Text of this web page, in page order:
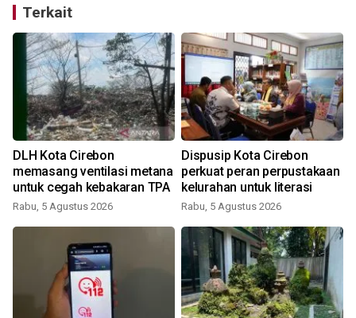
Terkait
DLH Kota Cirebon
memasang ventilasi metana
untuk cegah kebakaran TPA
Rabu, 5 Agustus 2026
Dispusip Kota Cirebon
perkuat peran perpustakaan
kelurahan untuk literasi
Rabu, 5 Agustus 2026